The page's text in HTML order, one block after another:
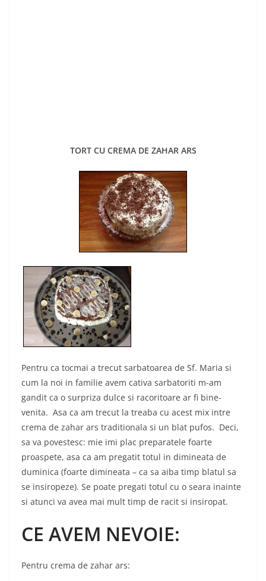
TORT CU CREMA DE ZAHAR ARS
Pentru ca tocmai a trecut sarbatoarea de Sf. Maria si
cum la noi in familie avem cativa sarbatoriti m-am
gandit ca o surpriza dulce si racoritoare ar fi bine-
venita. Asa ca am trecut la treaba cu acest mix intre
crema de zahar ars traditionala si un blat pufos. Deci,
sa va povestesc: mie imi plac preparatele foarte
proaspete, asa ca am pregatit totul in dimineata de
duminica (foarte dimineata – ca sa aiba timp blatul sa
se insiropeze). Se poate pregati totul cu o seara inainte
si atunci va avea mai mult timp de racit si insiropat.
CE AVEM NEVOIE:
Pentru crema de zahar ars: